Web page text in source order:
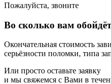
Пожалуйста, звоните
Во сколько вам
Окончательная стоимость
серьёзности поломки, типа
Или просто оставьте заявку
и мы свяжемся с Вами в